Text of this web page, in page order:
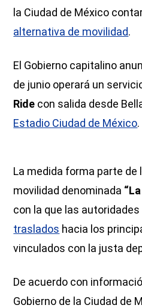
la Ciudad de México
alternativa de movilidad.
El Gobierno capitalino
de junio operará un
Ride con salida desde
Estadio Ciudad de México.
La medida forma parte de
movilidad denominada
con la que las
traslados hacia los
vinculados con la justa
De acuerdo con
Gobierno de la Ciudad de